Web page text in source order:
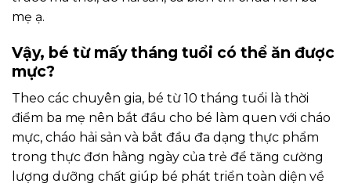
mẹ ạ.
Vậy, bé từ mấy tháng tuổi có thể ăn được
mực?
Theo các chuyên gia, bé từ 10 tháng tuổi là thời
điểm ba mẹ nên bắt đầu cho bé làm quen với cháo
mực, cháo hải sản và bắt đầu đa dạng thực phẩm
trong thực đơn hằng ngày của trẻ để tăng cường
lượng dưỡng chất giúp bé phát triển toàn diện về